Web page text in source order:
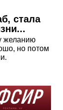
стала
желанию
но потом